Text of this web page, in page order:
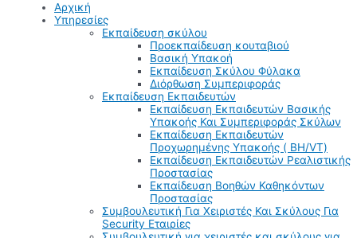
Αρχική
Υπηρεσίες
Εκπαίδευση σκύλου
Προεκπαίδευση κουταβιού
Βασική Υπακοή
Εκπαίδευση Σκύλου Φύλακα
Διόρθωση Συμπεριφοράς
Εκπαίδευση Εκπαιδευτών
Εκπαίδευση Εκπαιδευτών Βασικής
Υπακοής Και Συμπεριφοράς Σκύλων
Εκπαίδευση Εκπαιδευτών
Προχωρημένης Υπακοής ( BH/VT)
Εκπαίδευση Εκπαιδευτών Ρεαλιστικής
Προστασίας
Εκπαίδευση Βοηθών Καθηκόντων
Προστασίας
Συμβουλευτική Για Χειριστές Και Σκύλους Για
Security Εταιρίες